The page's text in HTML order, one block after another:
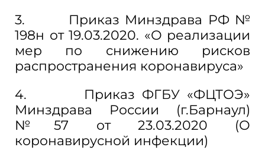
3. Приказ Минздрава РФ №
198н от 19.03.2020. «О реализации
мер по снижению рисков
распространения коронавируса»
4. Приказ ФГБУ «ФЦТОЭ»
Минздрава России (г.Барнаул)
№57 от 23.03.2020 (О
коронавирусной инфекции)